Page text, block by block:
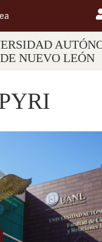
DE NUEVO LEÓN